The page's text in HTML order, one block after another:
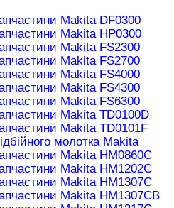
Makita DF0300
Makita HP0300
Makita FS2300
Makita FS2700
Makita FS4000
Makita FS4300
Makita FS6300
Makita TD0100D
Makita TD0101F
молотка Makita
Makita HM0860C
Makita HM1202C
Makita HM1307C
Makita HM1307CB